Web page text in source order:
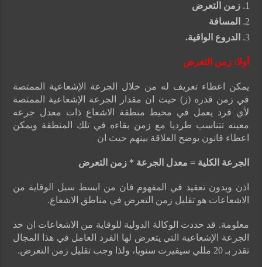
زمن التعرض
المسافة
الدروع الواقية.
أولا:زمن التعرض
يمكن اعطاء تعريف له من خلال الجرعة الإشعاعية الممتصة
في زمن قدره (ز) حيث ان مقدار الجرعة الإشعاعية الممتصة
لأي فرد يعمل في محيط منطقة الاشعاع ذات معدل جرعه
معينه تتناسب طرديا مع زمن بقاءه في تلك المنطقة ويمكن
اعطاء قانون يوضح العلاقة بينهم حيث ان
الجرعة الكلية = معدل الجرعة * زمن التعرض
اذن وبدون تعقيد في المفهوم فان من ابسط سبل الوقاية من
الاشعاعات هو تقليل زمن التعرض في مناطق الاشعاع.
معلومة. قد حددت الوكالة الدولية للوقاية من الاشعاعات ان حد
الجرعة الإشعاعية التي يتعرض لها الفرد العامل في هذا المجال
تقدر بـ 20 مللي سيفيرت سنويا، ولذا وجب تقليل زمن التعرض.